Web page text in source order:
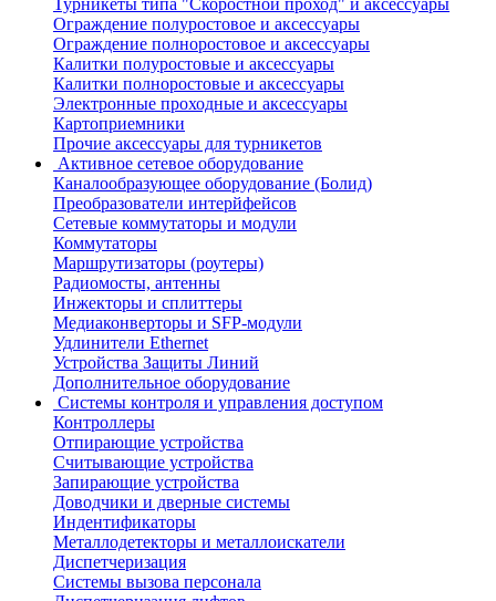
Турникеты типа "Скоростной проход" и аксессуары
Ограждение полуростовое и аксессуары
Ограждение полноростовое и аксессуары
Калитки полуростовые и аксессуары
Калитки полноростовые и аксессуары
Электронные проходные и аксессуары
Картоприемники
Прочие аксессуары для турникетов
Активное сетевое оборудование
Каналообразующее оборудование (Болид)
Преобразователи интерйфейсов
Сетевые коммутаторы и модули
Коммутаторы
Маршрутизаторы (роутеры)
Радиомосты, антенны
Инжекторы и сплиттеры
Медиаконверторы и SFP-модули
Удлинители Ethernet
Устройства Защиты Линий
Дополнительное оборудование
Системы контроля и управления доступом
Контроллеры
Отпирающие устройства
Считывающие устройства
Запирающие устройства
Доводчики и дверные системы
Индентификаторы
Металлодетекторы и металлоискатели
Диспетчеризация
Системы вызова персонала